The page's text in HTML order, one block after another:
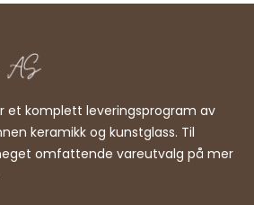
et komplett leveringsprogram av
keramikk og kunstglass. Til
omfattende vareutvalg på mer